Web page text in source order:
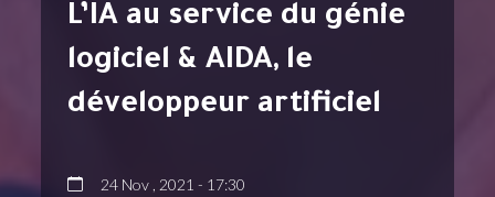
L’IA au service du génie
logiciel & AIDA, le
développeur artificiel
24 Nov , 2021 - 17:30